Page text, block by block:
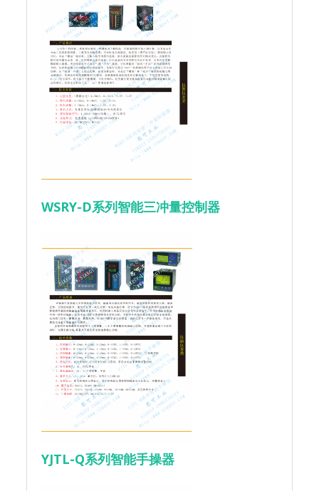
WSRY-D系列智能三冲量控制器
YJTL-Q系列智能手操器